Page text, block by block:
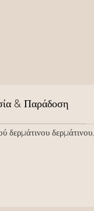
& Παράδοση
δερμάτινου